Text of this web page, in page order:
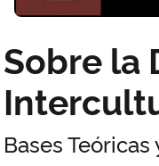
Sobre la
Bases Teóricas